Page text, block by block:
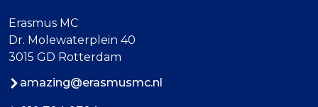
Erasmus MC
Dr. Molewaterplein 40
3015 GD Rotterdam
amazing@erasmusmc.nl